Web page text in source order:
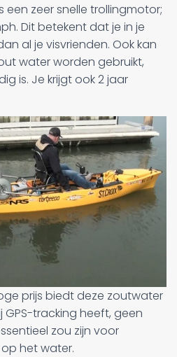
een zeer snelle trollingmotor;
Dit betekent dat je in je
al je visvrienden. Ook kan
water worden gebruikt,
is. Je krijgt ook 2 jaar
prijs biedt deze zoutwater
tracking heeft, geen
zou zijn voor
het water.